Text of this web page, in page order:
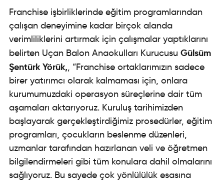
Franchise işbirliklerinde eğitim programlarından
çalışan deneyimine kadar birçok alanda
verimliliklerini artırmak için çalışmalar yaptıklarını
belirten Uçan Balon Anaokulları Kurucusu Gülsüm
Şentürk Yörük,, “Franchise ortaklarımızın sadece
birer yatırımcı olarak kalmaması için, onlara
kurumumuzdaki operasyon süreçlerine dair tüm
aşamaları aktarıyoruz. Kuruluş tarihimizden
başlayarak gerçekleştirdiğimiz prosedürler, eğitim
programları, çocukların beslenme düzenleri,
uzmanlar tarafından hazırlanan veli ve öğretmen
bilgilendirmeleri gibi tüm konulara dahil olmalarını
sağlıyoruz. Bu sayede çok yönlülülük esasına